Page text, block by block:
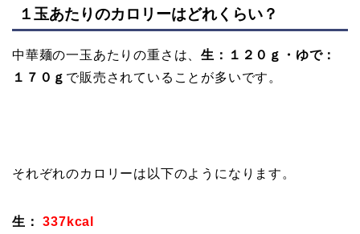
１玉あたりのカロリーはどれくらい？
中華麺の一玉あたりの重さは、生：１２０ｇ・ ゆで：
１７０ｇ で販売されていることが多いです。
それぞれのカロリーは以下のようになります。
生：
337kcal